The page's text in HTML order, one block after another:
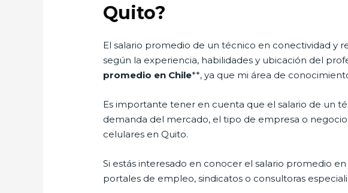
Quito?
El salario promedio de un técnico en conectividad y
según la experiencia, habilidades y ubicación del
promedio en Chile**, ya que mi área de
Es importante tener en cuenta que el salario de un
demanda del mercado, el tipo de empresa o
celulares en Quito.
Si estás interesado en conocer el salario promedio
portales de empleo, sindicatos o consultoras